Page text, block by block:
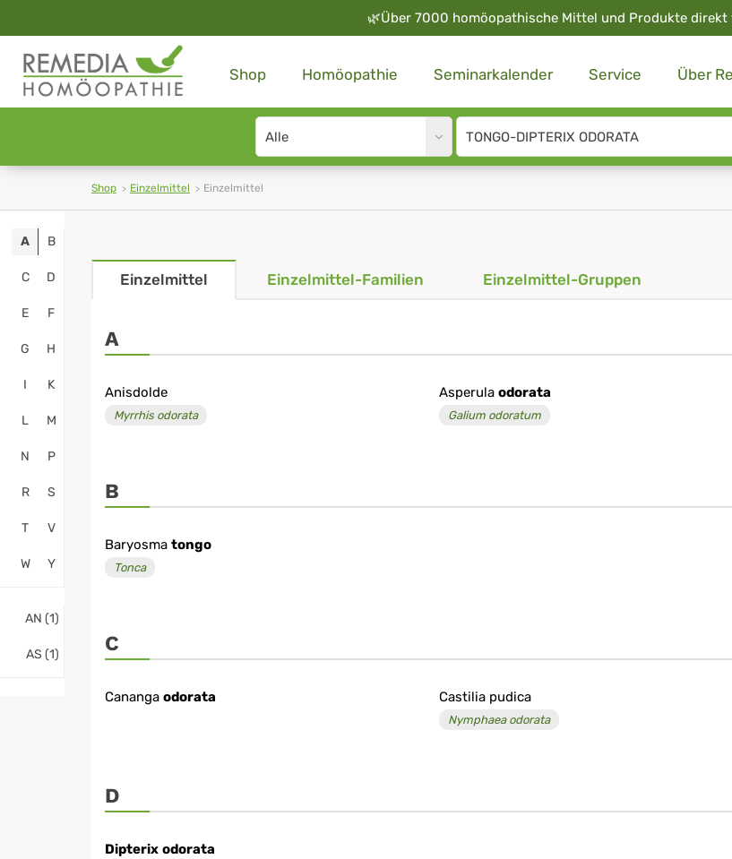
🌿Über 7000 homöopathische Mittel und Produkte direkt
Shop Homöopathie Seminarkalender Service Über
Search
type
Site
search
Shop Einzelmittel Einzelmittel
A B
C D
E F
G H
I K
L M
N P
R S
T V
W Y
AN (1)
AS (1)
Einzelmittel Einzelmittel-Familien Einzelmittel-Gruppen
A
Anisdolde
Myrrhis odorata
Asperula odorata
Galium odoratum
B
Baryosma tongo
Tonca
C
Cananga odorata Castilia pudica
Nymphaea odorata
D
Dipterix odorata